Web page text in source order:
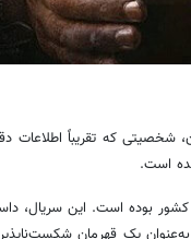
شخصیتی که تقریباً اطلاعات
است.
بوده است. این سریال،